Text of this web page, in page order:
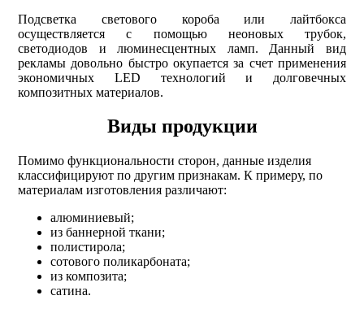
Подсветка светового короба или лайтбокса
осуществляется с помощью неоновых трубок,
светодиодов и люминесцентных ламп. Данный вид
рекламы довольно быстро окупается за счет применения
экономичных LED технологий и долговечных
композитных материалов.
Виды продукции
Помимо функциональности сторон, данные изделия
классифицируют по другим признакам. К примеру, по
материалам изготовления различают:
алюминиевый;
из баннерной ткани;
полистирола;
сотового поликарбоната;
из композита;
сатина.